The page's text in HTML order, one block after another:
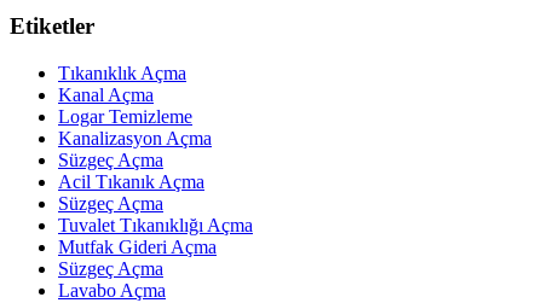
Etiketler
Tıkanıklık Açma
Kanal Açma
Logar Temizleme
Kanalizasyon Açma
Süzgeç Açma
Acil Tıkanık Açma
Süzgeç Açma
Tuvalet Tıkanıklığı Açma
Mutfak Gideri Açma
Süzgeç Açma
Lavabo Açma